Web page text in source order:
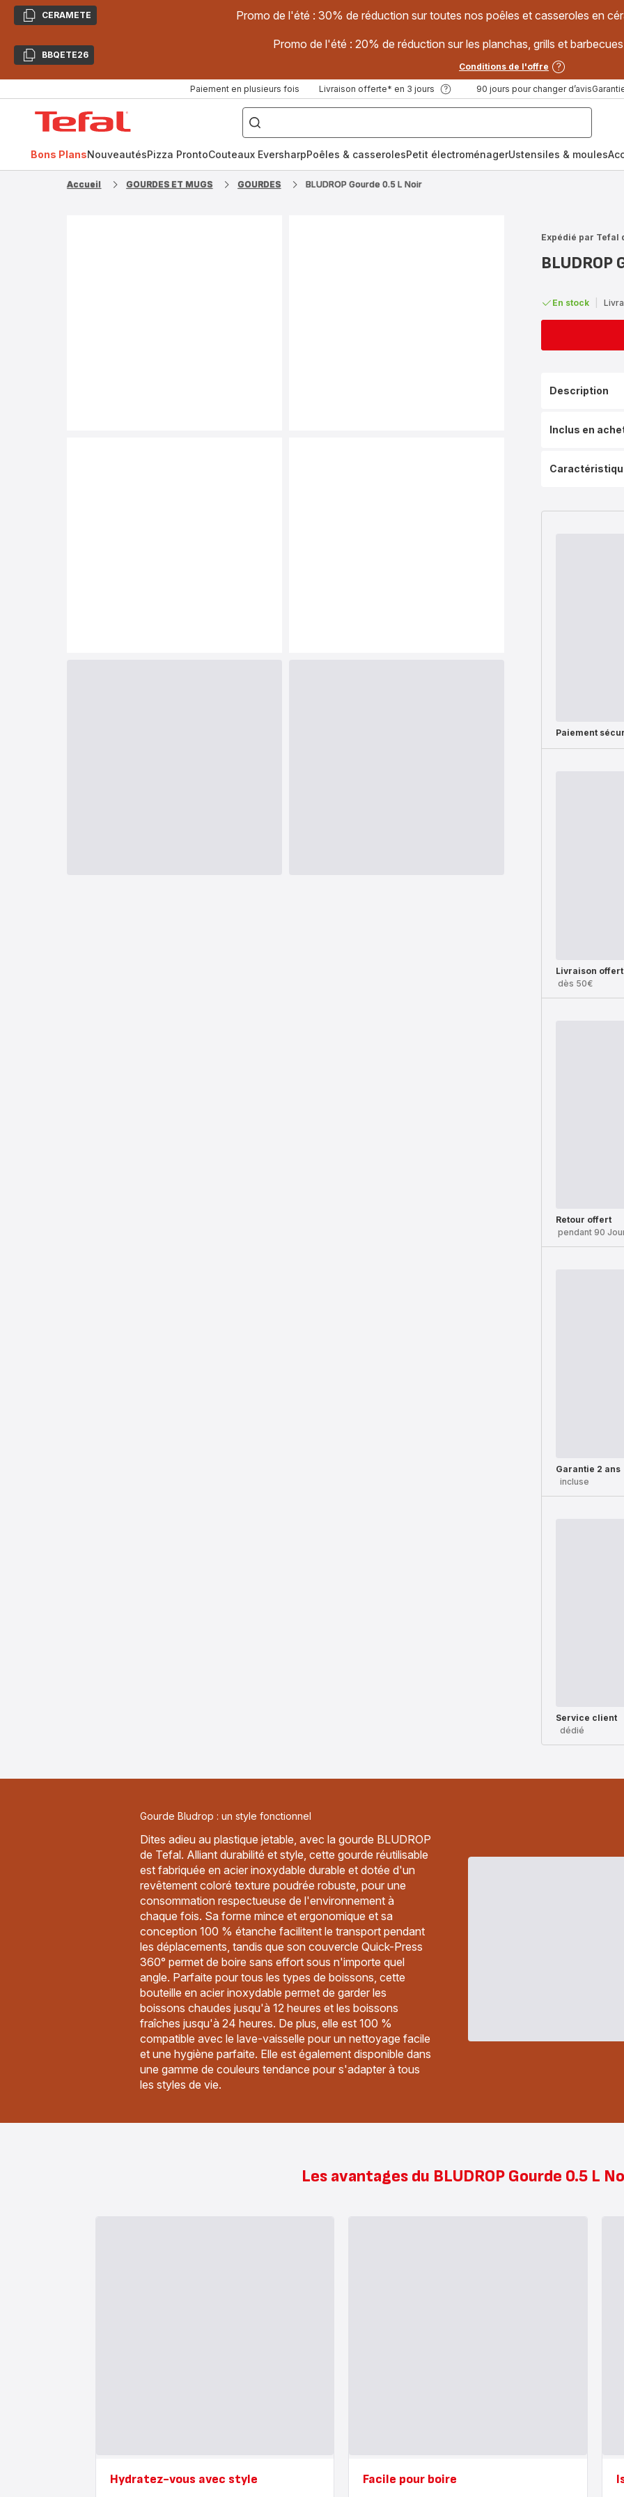
CopierCERAMETE Promo de l'été : 30% de réduction sur toutes nos poêles et casseroles en
CopierBBQETE26
Promo de l'été : 20% de réduction sur les planchas, grills et
Conditions de l'offre
Paiement en plusieurs fois Livraison offerte* en 3 jours 90 jours pour changer d’avis
["Poêles
inox,
Cake
Factory,
Bons PlansNouveautésPizza ProntoCouteaux EversharpPoêles & casserolesPetit électroménagerUstensiles & moules
Accueil GOURDES ET MUGS GOURDES BLUDROP Gourde 0.5 L Noir
Expédié par Tefal
BLUDROP
En stock
Description
Inclus en
Paiement
Livraison
dès 50€
Retour offert
pendant 90
Garantie 2 ans
incluse
Service client
dédié
Gourde Bludrop : un style fonctionnel
Dites adieu au plastique jetable, avec la gourde BLUDROP
de Tefal. Alliant durabilité et style, cette gourde réutilisable
est fabriquée en acier inoxydable durable et dotée d'un
revêtement coloré texture poudrée robuste, pour une
consommation respectueuse de l'environnement à
chaque fois. Sa forme mince et ergonomique et sa
conception 100 % étanche facilitent le transport pendant
les déplacements, tandis que son couvercle Quick-Press
360° permet de boire sans effort sous n'importe quel
angle. Parfaite pour tous les types de boissons, cette
bouteille en acier inoxydable permet de garder les
boissons chaudes jusqu'à 12 heures et les boissons
fraîches jusqu'à 24 heures. De plus, elle est 100 %
compatible avec le lave-vaisselle pour un nettoyage facile
et une hygiène parfaite. Elle est également disponible dans
une gamme de couleurs tendance pour s'adapter à tous
les styles de vie.
Les avantages du BLUDROP Gourde 0.5 L
Hydratez-vous avec style Facile pour boire